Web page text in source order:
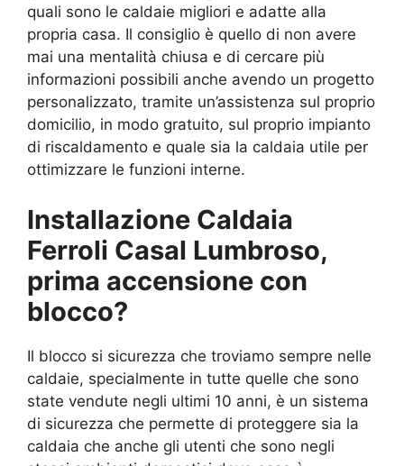
quali sono le caldaie migliori e adatte alla
propria casa. Il consiglio è quello di non avere
mai una mentalità chiusa e di cercare più
informazioni possibili anche avendo un progetto
personalizzato, tramite un’assistenza sul proprio
domicilio, in modo gratuito, sul proprio impianto
di riscaldamento e quale sia la caldaia utile per
ottimizzare le funzioni interne.
Installazione Caldaia
Ferroli Casal Lumbroso,
prima accensione con
blocco?
Il blocco si sicurezza che troviamo sempre nelle
caldaie, specialmente in tutte quelle che sono
state vendute negli ultimi 10 anni, è un sistema
di sicurezza che permette di proteggere sia la
caldaia che anche gli utenti che sono negli